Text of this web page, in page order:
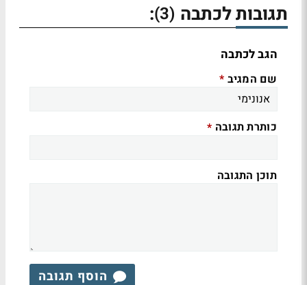
תגובות לכתבה (3)
:
הגב לכתבה
שם המגיב *
כותרת תגובה *
תוכן התגובה
הוסף תגובה